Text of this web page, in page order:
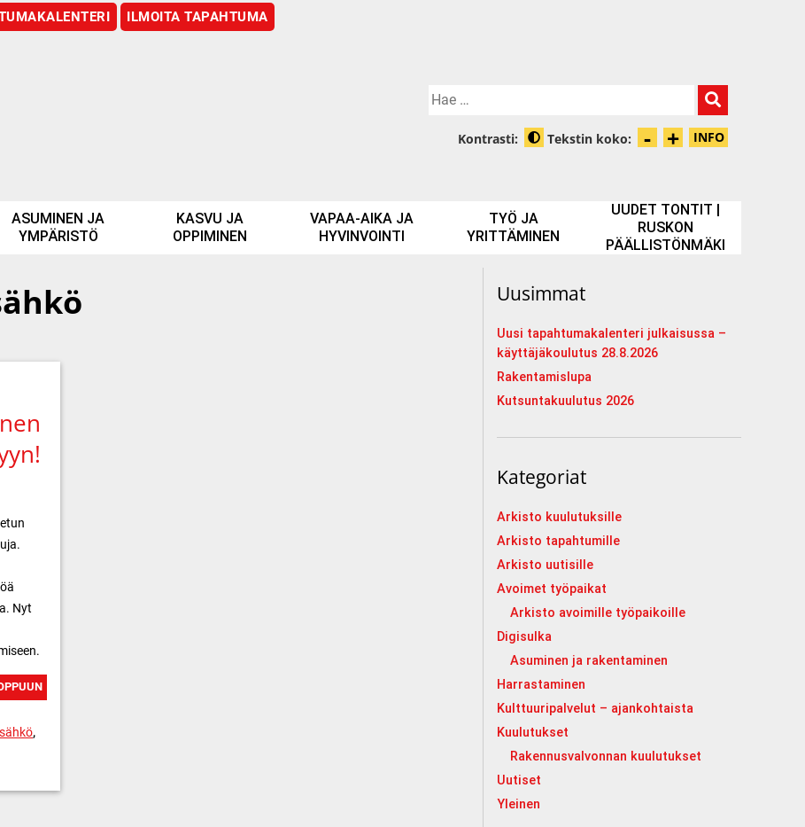
ILMOITA TAPAHTUMA
Hae:
Kontrasti: Muuta kontrastia
Tekstin koko: -Pienennä
+Suurenna
INFO
ASUMINEN JA
YMPÄRISTÖ
KASVU JA
OPPIMINEN
VAPAA-AIKA JA
HYVINVOINTI
TYÖ JA
YRITTÄMINEN
UUDET TONTIT |
RUSKON
PÄÄLLISTÖNMÄKI
Nyt
sähkö,
Uusimmat
Uusi tapahtumakalenteri julkaisussa –
käyttäjäkoulutus 28.8.2026
Rakentamislupa
Kutsuntakuulutus 2026
Kategoriat
Arkisto kuulutuksille
Arkisto tapahtumille
Arkisto uutisille
Avoimet työpaikat
Arkisto avoimille työpaikoille
Digisulka
Asuminen ja rakentaminen
Harrastaminen
Kulttuuripalvelut – ajankohtaista
Kuulutukset
Rakennusvalvonnan kuulutukset
Uutiset
Yleinen